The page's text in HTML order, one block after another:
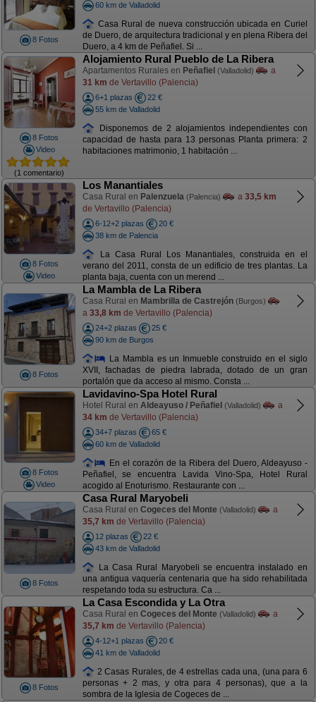
8 Fotos
60 km de Valladolid
Casa Rural de nueva construcción ubicada en Curiel
de Duero, de arquitectura tradicional y en plena Ribera del
Duero, a 4 km de Peñafiel. Si ...
8 Fotos
Video
(1 comentario)
Alojamiento Rural Pueblo de La Ribera
Apartamentos Rurales en Peñafiel (Valladolid)
a
31 km de Vertavillo (Palencia)
6+1 plazas
22 €
55 km de Valladolid
Disponemos de 2 alojamientos independientes con
capacidad de hasta para 13 personas Planta primera: 2
habitaciones matrimonio, 1 habitación ...
8 Fotos
Video
Los Manantiales
Casa Rural en Palenzuela (Palencia) a 33,5 km
de Vertavillo (Palencia)
6-12+2 plazas
20 €
38 km de Palencia
La Casa Rural Los Manantiales, construida en el
verano del 2011, consta de un edificio de tres plantas. La
planta baja, cuenta con un merend ...
8 Fotos
La Mambla de La Ribera
Casa Rural en Mambrilla de Castrejón (Burgos)
a 33,8 km de Vertavillo (Palencia)
24+2 plazas
25 €
90 km de Burgos
La Mambla es un Inmueble construido en el siglo
XVII, fachadas de piedra labrada, dotado de un gran
portalón que da acceso al mismo. Consta ...
8 Fotos
Video
Lavidavino-Spa Hotel Rural
Hotel Rural en Aldeayuso / Peñafiel (Valladolid)
a
34 km de Vertavillo (Palencia)
34+7 plazas
65 €
60 km de Valladolid
En el corazón de la Ribera del Duero, Aldeayuso -
Peñafiel, se encuentra Lavida Vino-Spa, Hotel Rural
acogido al Enoturismo. Restaurante con ...
8 Fotos
Casa Rural Maryobeli
Casa Rural en Cogeces del Monte (Valladolid)
a
35,7 km de Vertavillo (Palencia)
12 plazas
22 €
43 km de Valladolid
La Casa Rural Maryobeli se encuentra instalado en
una antigua vaquería centenaria que ha sido rehabilitada
respetando toda su estructura. Ca ...
8 Fotos
La Casa Escondida y La Otra
Casa Rural en Cogeces del Monte (Valladolid)
a
35,7 km de Vertavillo (Palencia)
4-12+1 plazas
20 €
41 km de Valladolid
2 Casas Rurales, de 4 estrellas cada una, (una para 6
personas + 2 mas, y otra para 4 personas), que a la
sombra de la Iglesia de Cogeces de ...